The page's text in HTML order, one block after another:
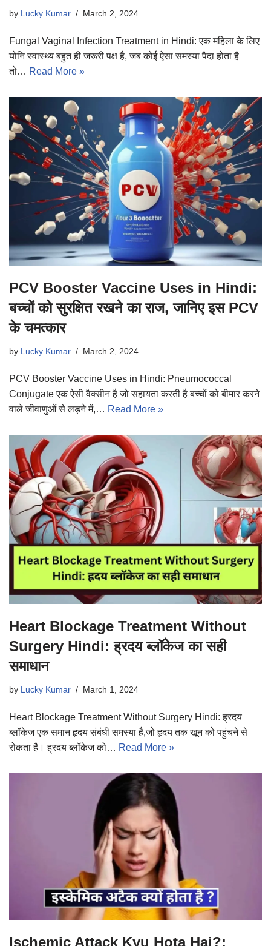
by Lucky Kumar March 2, 2024
Fungal Vaginal Infection Treatment in Hindi: एक महिला के लिए
योनि स्वास्थ्य बहुत ही जरूरी पक्ष है, जब कोई ऐसा समस्या पैदा होता है
तो… Read More »
PCV Booster Vaccine Uses in Hindi:
बच्चों को सुरक्षित रखने का राज, जानिए इस PCV
के चमत्कार
by Lucky Kumar March 2, 2024
PCV Booster Vaccine Uses in Hindi: Pneumococcal
Conjugate एक ऐसी वैक्सीन है जो सहायता करती है बच्चों को बीमार करने
वाले जीवाणुओं से लड़ने में,… Read More »
Heart Blockage Treatment Without
Surgery Hindi: ह्रदय ब्लॉकेज का सही
समाधान
by Lucky Kumar March 1, 2024
Heart Blockage Treatment Without Surgery Hindi: ह्रदय
ब्लॉकेज एक समान हृदय संबंधी समस्या है,जो हृदय तक खून को पहुंचने से
रोकता है। ह्रदय ब्लॉकेज को… Read More »
Ischemic Attack Kyu Hota Hai?: